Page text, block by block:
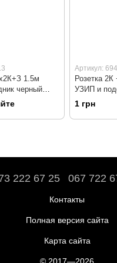
1.5м
черный
Артикул:
Розетка
УЗИП и
телефона
1 грн
222 67 25 067 722
Контакты
Полная версия сайта
Карта сайта